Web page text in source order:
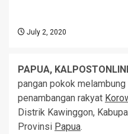
July 2, 2020
PAPUA,
pangan pokok
penambangan rakyat
Distrik Kawinggon,
Provinsi Papua.